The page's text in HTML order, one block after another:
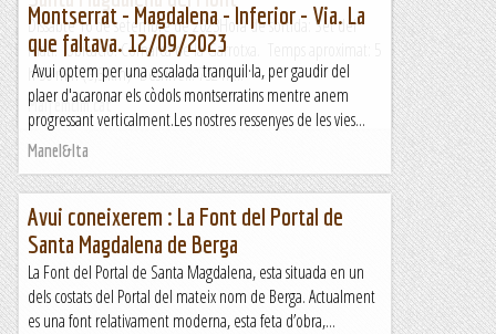
Dissabte 16 de setembre de 2023Hora de sortida: Set del
matí. Ubicació: Comarca de la Garrotxa. Temps aproximat: 5
h 30 min (9,3 km) Desnivell: 732 m...
Maifemcim.cat
Montserrat - Magdalena - Inferior - Via. La
que faltava. 12/09/2023
Avui optem per una escalada tranquil·la, per gaudir del
plaer d'acaronar els còdols montserratins mentre anem
progressant verticalment.Les nostres ressenyes de les vies...
Manel&Ita
Avui coneixerem : La Font del Portal de
Santa Magdalena de Berga
La Font del Portal de Santa Magdalena, esta situada en un
dels costats del Portal del mateix nom de Berga. Actualment
es una font relativament moderna, esta feta d’obra,...